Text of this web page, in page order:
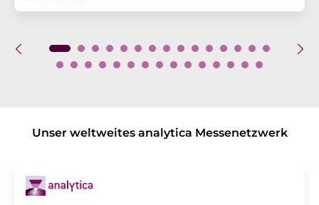
Unser weltweites analytica Messenetzwerk